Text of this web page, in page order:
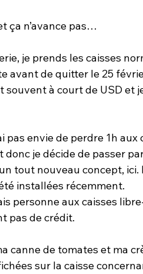
ça n’avance pas…
je prends les caisses
avant de quitter le 25
souvent à court de USD et
pas envie de perdre 1h aux
je décide de passer
tout nouveau concept, ici.
installées récemment.
personne aux caisses
pas de crédit.
canne de tomates et ma
sur la caisse